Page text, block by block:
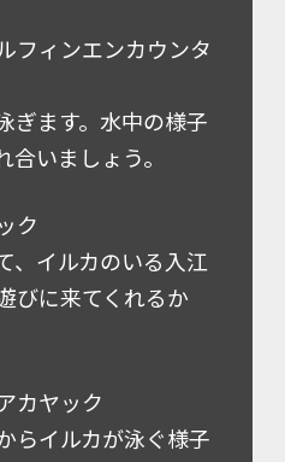
フィンエンカウンタ
ぎます。水中の様子
いましょう。
ク
、イルカのいる入江
びに来てくれるか
カヤック
らイルカが泳ぐ様子